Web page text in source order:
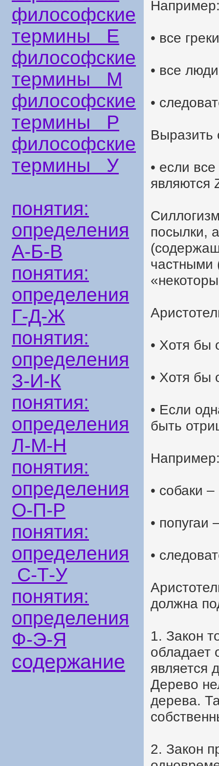
философские
термины Е
философские
термины М
философские
термины Р
философские
термины У
понятия:
определения
А-Б-В
понятия:
определения
Г-Д-Ж
понятия:
определения
З-И-К
понятия:
определения
Л-М-Н
понятия:
определения
О-П-Р
понятия:
определения
С-Т-У
понятия:
определения
Ф-Э-Я
содержание
• все
• все
•
Выразить
• если
являются
посылки,
частными
• Хотя бы
• Хотя бы
• Если
быть
• собаки
• попугаи
•
должна
1. Закон
обладает
является
Дерево
дерева.
2. Закон